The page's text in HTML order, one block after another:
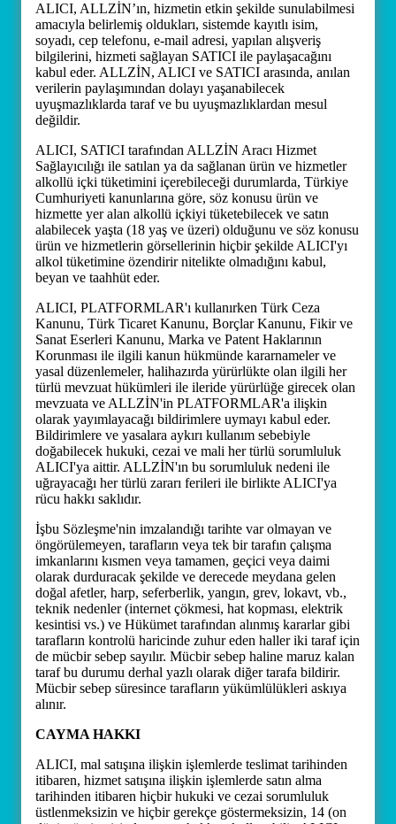
ALICI, ALLZİN’ın, hizmetin etkin şekilde sunulabilmesi
amacıyla belirlemiş oldukları, sistemde kayıtlı isim,
soyadı, cep telefonu, e-mail adresi, yapılan alışveriş
bilgilerini, hizmeti sağlayan SATICI ile paylaşacağını
kabul eder. ALLZİN, ALICI ve SATICI arasında, anılan
verilerin paylaşımından dolayı yaşanabilecek
uyuşmazlıklarda taraf ve bu uyuşmazlıklardan mesul
değildir.
ALICI, SATICI tarafından ALLZİN Aracı Hizmet
Sağlayıcılığı ile satılan ya da sağlanan ürün ve hizmetler
alkollü içki tüketimini içerebileceği durumlarda, Türkiye
Cumhuriyeti kanunlarına göre, söz konusu ürün ve
hizmette yer alan alkollü içkiyi tüketebilecek ve satın
alabilecek yaşta (18 yaş ve üzeri) olduğunu ve söz konusu
ürün ve hizmetlerin görsellerinin hiçbir şekilde ALICI'yı
alkol tüketimine özendirir nitelikte olmadığını kabul,
beyan ve taahhüt eder.
ALICI, PLATFORMLAR'ı kullanırken Türk Ceza
Kanunu, Türk Ticaret Kanunu, Borçlar Kanunu, Fikir ve
Sanat Eserleri Kanunu, Marka ve Patent Haklarının
Korunması ile ilgili kanun hükmünde kararnameler ve
yasal düzenlemeler, halihazırda yürürlükte olan ilgili her
türlü mevzuat hükümleri ile ileride yürürlüğe girecek olan
mevzuata ve ALLZİN'in PLATFORMLAR'a ilişkin
olarak yayımlayacağı bildirimlere uymayı kabul eder.
Bildirimlere ve yasalara aykırı kullanım sebebiyle
doğabilecek hukuki, cezai ve mali her türlü sorumluluk
ALICI'ya aittir. ALLZİN'ın bu sorumluluk nedeni ile
uğrayacağı her türlü zararı ferileri ile birlikte ALICI'ya
rücu hakkı saklıdır.
İşbu Sözleşme'nin imzalandığı tarihte var olmayan ve
öngörülemeyen, tarafların veya tek bir tarafın çalışma
imkanlarını kısmen veya tamamen, geçici veya daimi
olarak durduracak şekilde ve derecede meydana gelen
doğal afetler, harp, seferberlik, yangın, grev, lokavt, vb.,
teknik nedenler (internet çökmesi, hat kopması, elektrik
kesintisi vs.) ve Hükümet tarafından alınmış kararlar gibi
tarafların kontrolü haricinde zuhur eden haller iki taraf için
de mücbir sebep sayılır. Mücbir sebep haline maruz kalan
taraf bu durumu derhal yazlı olarak diğer tarafa bildirir.
Mücbir sebep süresince tarafların yükümlülükleri askıya
alınır.
CAYMA HAKKI
ALICI, mal satışına ilişkin işlemlerde teslimat tarihinden
itibaren, hizmet satışına ilişkin işlemlerde satın alma
tarihinden itibaren hiçbir hukuki ve cezai sorumluluk
üstlenmeksizin ve hiçbir gerekçe göstermeksizin, 14 (on